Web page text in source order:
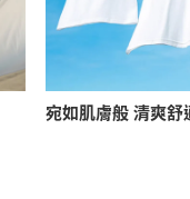
宛如肌膚般 清爽